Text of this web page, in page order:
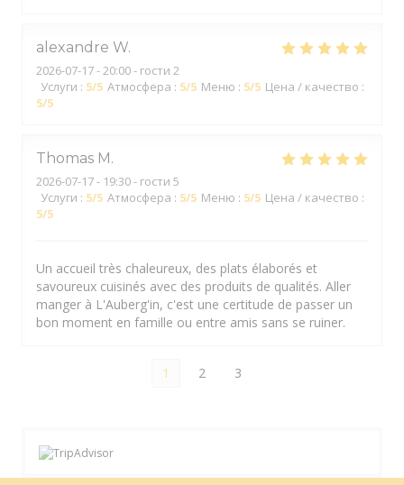
alexandre W
2026-07-17- 20:00 - гости 2
Услуги : 5/5 Атмосфера : 5/5 Меню : 5/5 Цена / качество :
5/5
Thomas M
2026-07-17- 19:30 - гости 5
Услуги : 5/5 Атмосфера : 5/5 Меню : 5/5 Цена / качество :
5/5
Un accueil très chaleureux, des plats élaborés et
savoureux cuisinés avec des produits de qualités. Aller
manger à L'Auberg'in, c'est une certitude de passer un
bon moment en famille ou entre amis sans se ruiner.
1 2 3